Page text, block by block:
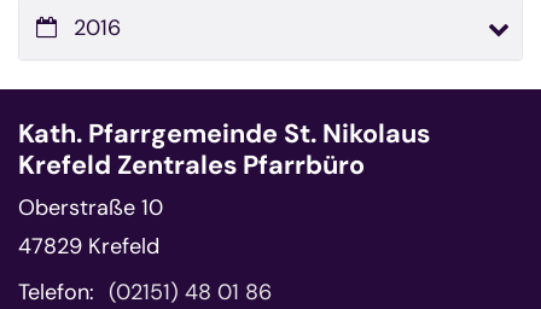
2016
Kath. Pfarrgemeinde St. Nikolaus
Krefeld Zentrales Pfarrbüro
Oberstraße 10
47829 Krefeld
Telefon: (02151) 48 01 86